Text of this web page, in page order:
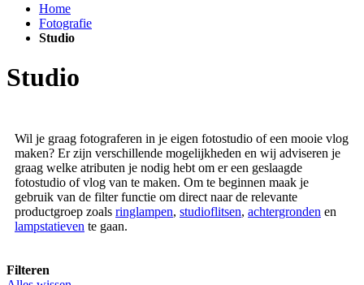
Home
Fotografie
Studio
Studio
Wil je graag fotograferen in je eigen fotostudio of een mooie vlog
maken? Er zijn verschillende mogelijkheden en wij adviseren je
graag welke atributen je nodig hebt om er een geslaagde
fotostudio of vlog van te maken. Om te beginnen maak je
gebruik van de filter functie om direct naar de relevante
productgroep zoals ringlampen, studioflitsen, achtergronden en
lampstatieven te gaan.
Filteren